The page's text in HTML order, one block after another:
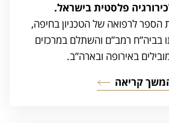
פלסטית בישראל.
הספר לרפואה של הטכניון בחיפה,
רמב”ם והשתלם במרכזים
באירופה ובארה”ב.
קריאה